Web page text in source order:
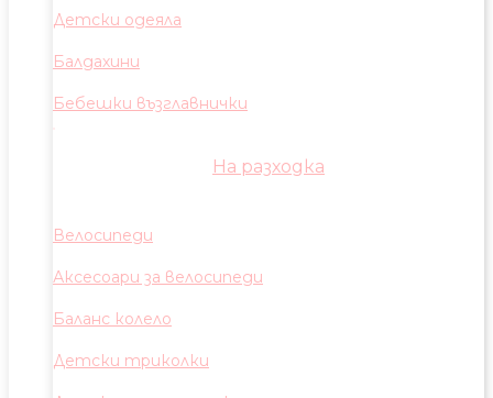
Детски одеяла
Балдахини
Бебешки възглавнички
На разходка
Велосипеди
Аксесоари за велосипеди
Баланс колело
Детски триколки